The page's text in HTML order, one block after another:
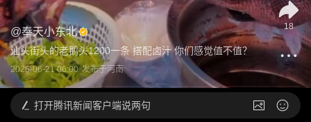
@奉天小东北
汕头街头的老鹅头1200一条 搭配卤汁 你们感觉值不值？
2026-06-21 06:00 发布于河南
18
打开腾讯新闻客户端说两句